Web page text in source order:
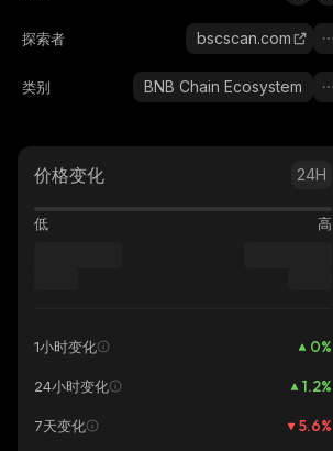
探索者 bscscan.com
类别 BNB Chain Ecosystem
价格变化 24H
低 高
1小时变化 0%
24小时变化 1.2%
7天变化 5.6%